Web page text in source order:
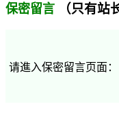
保密留言 （只有站
请進入保密留言页面：